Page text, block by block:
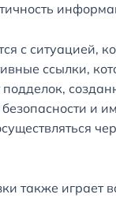
с ситуацией,
ссылки,
подделок,
и
также играет